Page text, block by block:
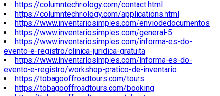
https://columntechnology.com/contact.html
https://columntechnology.com/applications.html
https://www.inventariosimples.com/enviodedocumentos
https://www.inventariosimples.com/general-5
https://www.inventariosimples.com/informa-es-do-
evento-e-registro/clinica-juridica-gratuita
https://www.inventariosimples.com/informa-es-do-
evento-e-registro/workshop-pratico-de-inventario
https://tobagooffroadtours.com/tours
https://tobagooffroadtours.com/booking